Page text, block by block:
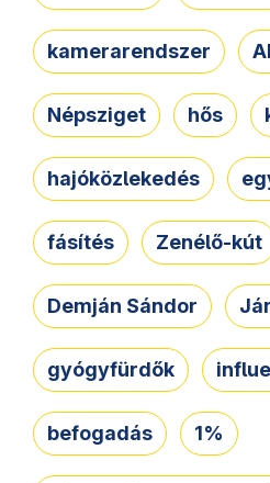
kamerarendszer
Népsziget hős
hajóközlekedés
fásítés Zenélő-kút
Demján Sándor
gyógyfürdők
befogadás 1%